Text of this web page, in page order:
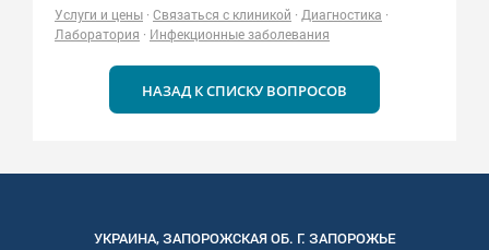
Услуги и цены · Связаться с клиникой · Диагностика ·
Лаборатория · Инфекционные заболевания
НАЗАД К СПИСКУ ВОПРОСОВ
УКРАИНА,ЗАПОРОЖСКАЯОБ. Г. ЗАПОРОЖЬЕ